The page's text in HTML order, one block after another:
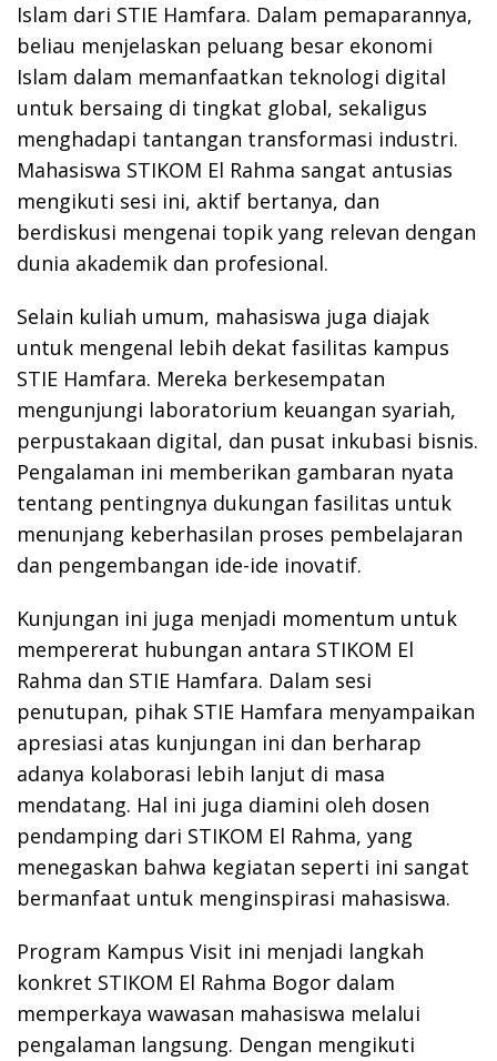
Islam dari STIE Hamfara. Dalam pemaparannya,
beliau menjelaskan peluang besar ekonomi
Islam dalam memanfaatkan teknologi digital
untuk bersaing di tingkat global, sekaligus
menghadapi tantangan transformasi industri.
Mahasiswa STIKOM El Rahma sangat antusias
mengikuti sesi ini, aktif bertanya, dan
berdiskusi mengenai topik yang relevan dengan
dunia akademik dan profesional.
Selain kuliah umum, mahasiswa juga diajak
untuk mengenal lebih dekat fasilitas kampus
STIE Hamfara. Mereka berkesempatan
mengunjungi laboratorium keuangan syariah,
perpustakaan digital, dan pusat inkubasi bisnis.
Pengalaman ini memberikan gambaran nyata
tentang pentingnya dukungan fasilitas untuk
menunjang keberhasilan proses pembelajaran
dan pengembangan ide-ide inovatif.
Kunjungan ini juga menjadi momentum untuk
mempererat hubungan antara STIKOM El
Rahma dan STIE Hamfara. Dalam sesi
penutupan, pihak STIE Hamfara menyampaikan
apresiasi atas kunjungan ini dan berharap
adanya kolaborasi lebih lanjut di masa
mendatang. Hal ini juga diamini oleh dosen
pendamping dari STIKOM El Rahma, yang
menegaskan bahwa kegiatan seperti ini sangat
bermanfaat untuk menginspirasi mahasiswa.
Program Kampus Visit ini menjadi langkah
konkret STIKOM El Rahma Bogor dalam
memperkaya wawasan mahasiswa melalui
pengalaman langsung. Dengan mengikuti